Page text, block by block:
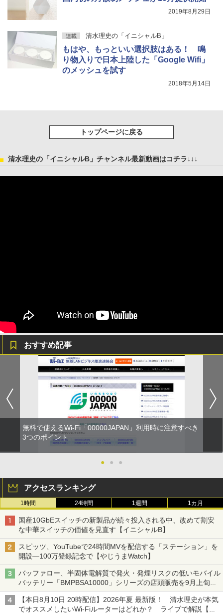
2019年8月29日
連載 清水理史の「イニシャルB」
もはや、もっといい選択肢はある！ 鳴
り物入りで日本上陸した「Google Wifi」
のメッシュを試す
2018年5月14日
トップページに戻る
清水理史の「イニシャルB」チャンネル最新動画はコチラ↓↓↓
おすすめ記事
無料で使えるWi-Fi「00000JAPAN」利用時に注意すべき
3つのポイント
● ● ●
アクセスランキング
1時間 24時間 1週間 1カ月
国産10GbEスイッチの新製品が続々投入される中、改めて割安
な中華スイッチの価値を見直す【イニシャルB】
スピッツ、YouTubeで24時間MVを配信する「ステーション」を
開設―100万登録記念で【やじうまWatch】
バッファロー、半固体電解質で発火・発煙リスクの低いモバイル
バッテリー「BMPBSA10000」シリーズの店頭販売を9月上旬に
開始
【本日8月10日 20時配信】2026年夏 最新版！ 清水理史が本気
でオススメしたいWi-Fiルーターはどれか？ ライブで解説【清